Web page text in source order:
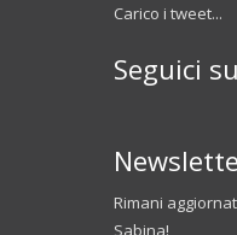
Carico i tweet...
Seguici
Rimani
Sabina!